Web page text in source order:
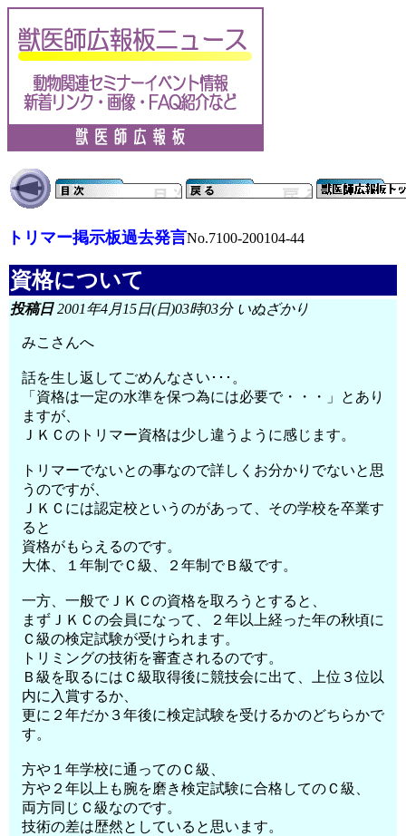
トリマー掲示板過去発言No.7100-200104-44
資格について
投稿日2001年4月15日(日)03時03分 いぬざかり
みこさんへ
話を生し返してごめんなさい･･･。
「資格は一定の水準を保つ為には必要で・・・」とあり
ますが、
ＪＫＣのトリマー資格は少し違うように感じます。
トリマーでないとの事なので詳しくお分かりでないと思
うのですが、
ＪＫＣには認定校というのがあって、その学校を卒業す
ると
資格がもらえるのです。
大体、１年制でＣ級、２年制でＢ級です。
一方、一般でＪＫＣの資格を取ろうとすると、
まずＪＫＣの会員になって、２年以上経った年の秋頃に
Ｃ級の検定試験が受けられます。
トリミングの技術を審査されるのです。
Ｂ級を取るにはＣ級取得後に競技会に出て、上位３位以
内に入賞するか、
更に２年だか３年後に検定試験を受けるかのどちらかで
す。
方や１年学校に通ってのＣ級、
方や２年以上も腕を磨き検定試験に合格してのＣ級、
両方同じＣ級なのです。
技術の差は歴然としていると思います。